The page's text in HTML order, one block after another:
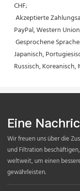
CHF;
PayPal, Western
Japanisch,
Russisch, Koreanisch,
Eine
Wir freuen uns über die
und Filtration
weltweit, um einen
gewährleisten.